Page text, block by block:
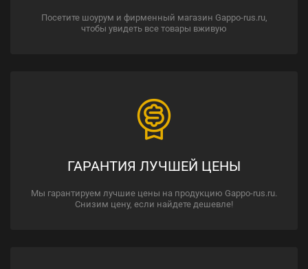
Посетите шоурум и фирменный магазин Gappo-rus.ru,
чтобы увидеть все товары вживую
ГАРАНТИЯ ЛУЧШЕЙ ЦЕНЫ
Мы гарантируем лучшие цены на продукцию Gappo-rus.ru.
Снизим цену, если найдете дешевле!